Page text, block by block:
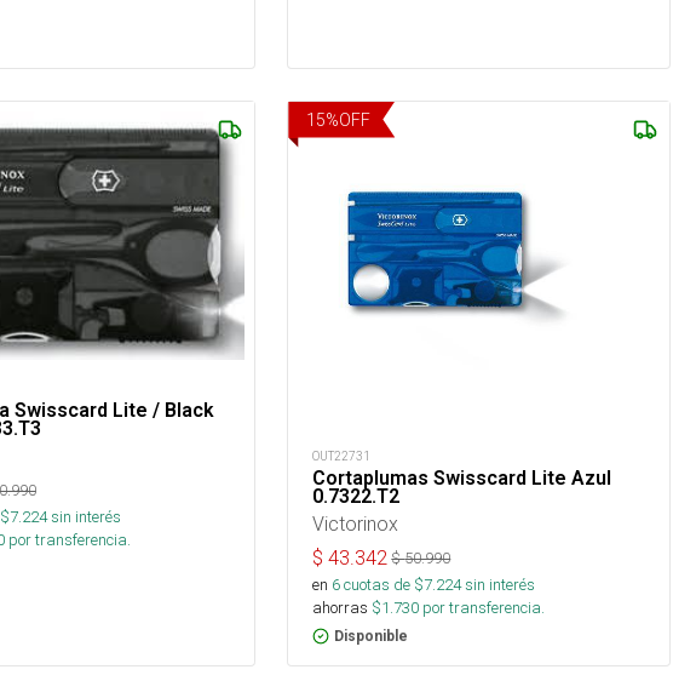
Swisscard Lite / Black
7.224sin interés
por transferencia.
15%OFF
OUT22731
Cortaplumas Swisscard Lite Azul
0.7322.T2
Victorinox
$43.342 $50.990
en 6cuotas de $7.224sin interés
ahorras $1.730 por transferencia.
Disponible